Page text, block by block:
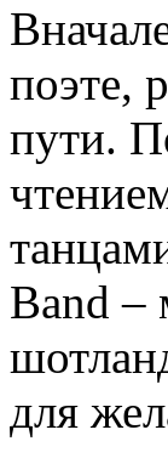
поэте,
пути.
Band –
для